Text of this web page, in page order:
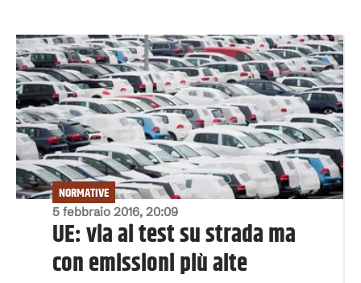
5 febbraio 2016, 20:09
NORMATIVE
UE: via ai test su strada ma
con emissioni più alte